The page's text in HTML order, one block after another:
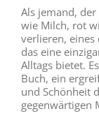
Als jemand,
wie Milch, rot
verlieren, eines
das eine
Alltags bietet.
Buch, ein
und Schönheit
gegenwärtigen